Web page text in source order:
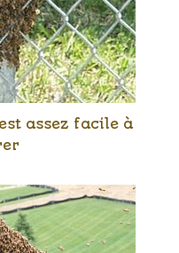
assez facile à